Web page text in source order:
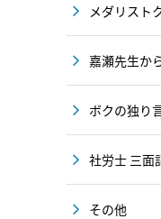
メダリスト
嘉瀬先生か
ボクの独り
社労士 三面
その他